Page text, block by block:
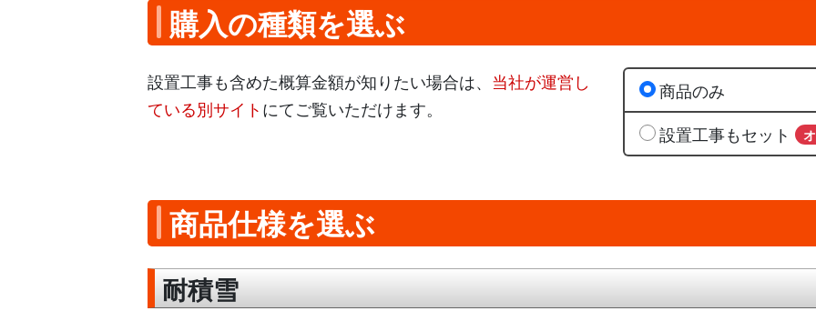
購入の種類を選ぶ
設置工事も含めた概算金額が知りたい場合は、 当社が運営し
ている別サイトにてご覧いただけます。
商品のみ
設置工事もセット
商品仕様を選ぶ
耐積雪